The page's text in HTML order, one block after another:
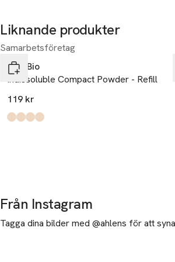
Liknande produkter
Hoppa över bildspelet
Samarbetsföretag
PuroBio
Indissoluble Compact Powder - Refill
119 kr
Produkten finns i färgerna:
02 refill,
03 refill,
01 refill,
04 refill,
Från Instagram
Tagga dina bilder med @ahlens för att